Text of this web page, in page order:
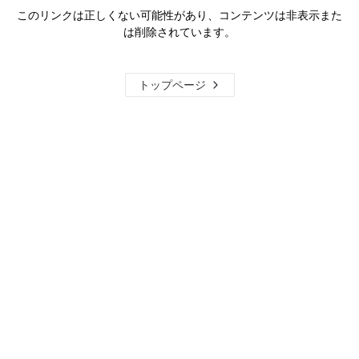
このリンクは正しくない可能性があり、コンテンツは非表示また
は削除されています。
トップページ